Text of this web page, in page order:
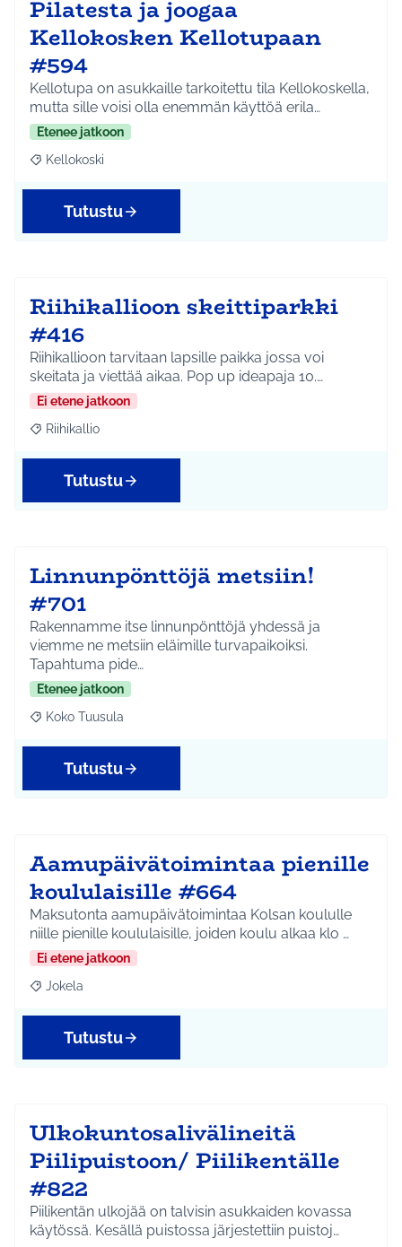
Pilatesta ja joogaa
Kellokosken Kellotupaan
#594
Kellotupa on asukkaille tarkoitettu tila Kellokoskella,
mutta sille voisi olla enemmän käyttöä erila…
Etenee jatkoon
Rajaa tulokset aihepiirin mukaan: Kellokoski
Kellokoski
Tutustu
Riihikallioon skeittiparkki
#416
Riihikallioon tarvitaan lapsille paikka jossa voi
skeitata ja viettää aikaa. Pop up ideapaja 10.…
Ei etene jatkoon
Rajaa tulokset aihepiirin mukaan: Riihikallio
Riihikallio
Tutustu
Linnunpönttöjä metsiin!
#701
Rakennamme itse linnunpönttöjä yhdessä ja
viemme ne metsiin eläimille turvapaikoiksi.
Tapahtuma pide…
Etenee jatkoon
Rajaa tulokset aihepiirin mukaan: Koko Tuusula
Koko Tuusula
Tutustu
Aamupäivätoimintaa pienille
koululaisille #664
Maksutonta aamupäivätoimintaa Kolsan koululle
niille pienille koululaisille, joiden koulu alkaa klo …
Ei etene jatkoon
Rajaa tulokset aihepiirin mukaan: Jokela
Jokela
Tutustu
Ulkokuntosalivälineitä
Piilipuistoon/ Piilikentälle
#822
Piilikentän ulkojää on talvisin asukkaiden kovassa
käytössä. Kesällä puistossa järjestettiin puistoj…